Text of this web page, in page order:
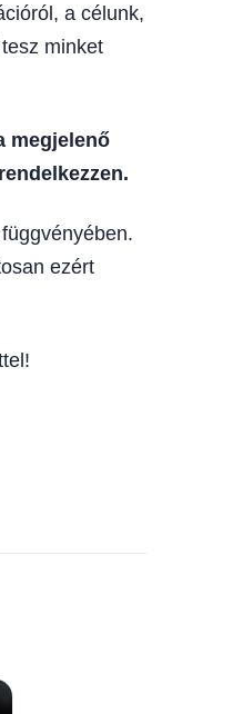
a célunk,
minket
megjelenő
ezért